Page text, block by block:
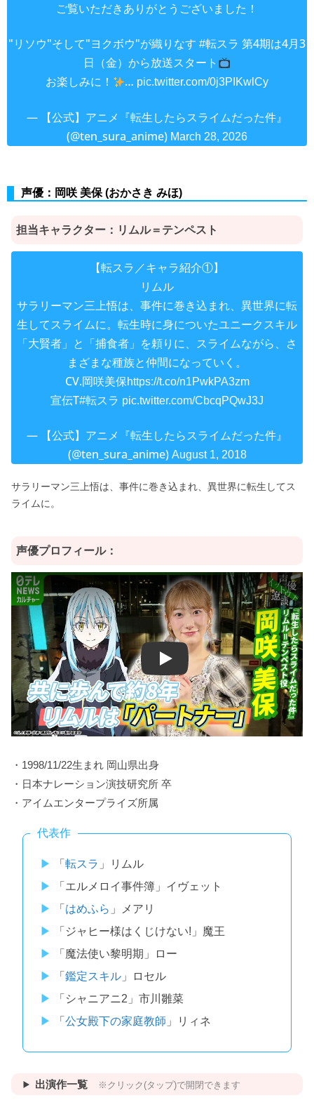
ご覧いただきありがとうございました！
"リソウ"そして"ヨクボウ"が織りなす #転スラ 第4期は4月3
日（金）から放送スタート
お楽しみに！
… pic.twitter.com/0j3PIKwlCy
— 【公式】アニメ『転生したらスライムだった件』
(@ten_sura_anime) March 28, 2026
声優：岡咲 美保 (おかさき みほ)
担当キャラクター：リムル＝テンペスト
【転スラ／キャラ紹介①】
リムル
サラリーマン三上悟は、事件に巻き込まれ、異世界に転
生してスライムに。転生時に身についたユニークスキル
「大賢者」と「捕食者」を頼りに、スライムながら、さ
まざまな種族と仲間になっていく。
CV.岡咲美保https://t.co/n1PwkPA3zm
宣伝T#転スラ pic.twitter.com/CbcqPQwJ3J
— 【公式】アニメ『転生したらスライムだった件』
(@ten_sura_anime) August 1, 2018
サラリーマン三上悟は、事件に巻き込まれ、異世界に転生してス
ライムに。
声優プロフィール：
・1998/11/22生まれ 岡山県出身
・日本ナレーション演技研究所 卒
・アイムエンタープライズ所属
代表作
「 転スラ 」リムル
「エルメロイ事件簿」イヴェット
「 はめふら 」メアリ
「ジャヒー様はくじけない!」魔王
「魔法使い黎明期」ロー
「 鑑定スキル」ロセル
「シャニアニ2」市川雛菜
「 公女殿下の家庭教師 」リィネ
出演作一覧 ※クリック(タップ)で開閉できます